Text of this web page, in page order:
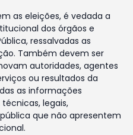
as eleições, é vedada a
dos órgãos e
ressalvadas as
Também devem ser
autoridades, agentes
ou resultados da
as informações
legais,
que não apresentem